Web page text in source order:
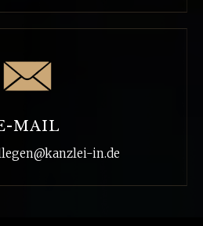
MAIL
in.de